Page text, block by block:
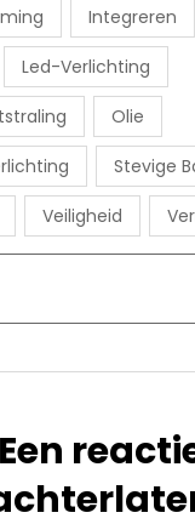
Integreren
Led-Verlichting
Olie
Stevige
Veiligheid
Een